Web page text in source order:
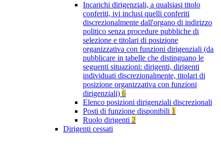
Incarichi dirigenziali, a qualsiasi titolo
conferiti, ivi inclusi quelli conferiti
discrezionalmente dall'organo di indirizzo
politico senza procedure pubbliche di
selezione e titolari di posizione
organizzativa con funzioni dirigenziali (da
pubblicare in tabelle che distinguano le
seguenti situazioni: dirigenti, dirigenti
individuati discrezionalmente, titolari di
posizione organizzativa con funzioni
dirigenziali) 6
Elenco posizioni dirigenziali discrezionali
Posti di funzione disponibili 1
Ruolo dirigenti 2
Dirigenti cessati